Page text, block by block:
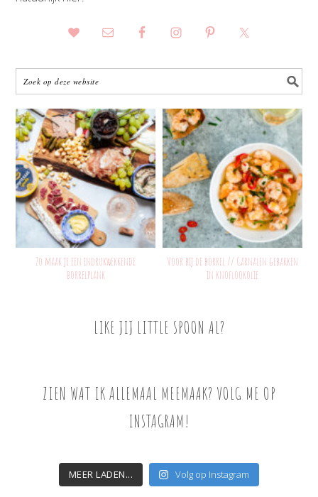
Zo maak je een indrukwekkende
borrelplank
Voor bij de borrel // Garnalen gebakken
in knoflookolie
LIKE JIJ LITTLE SPOON AL?
ZIEN WAT IK ALLEMAAL MEEMAAK? VOLG ME OP
INSTAGRAM!
MEER LADEN... Volg op Instagram